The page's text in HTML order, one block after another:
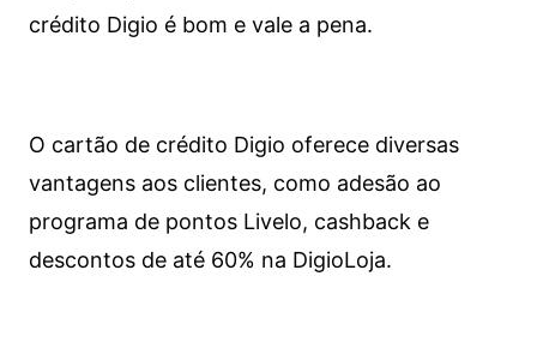
crédito Digio é bom e vale a pena.
O cartão de crédito Digio oferece diversas
vantagens aos clientes, como adesão ao
programa de pontos Livelo, cashback e
descontos de até 60% na DigioLoja.